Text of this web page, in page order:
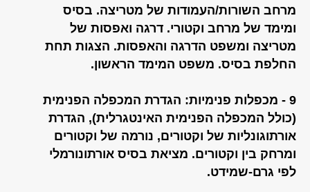
מרחב השורות/העמודות של מטריצה. בסיס
ומימד של מרחב וקטורי. דרגה ואפסות של
מטריצה ומשפט הדרגה והאפסות. הצגות תחת
החלפת בסיס. משפט המימד הראשון.
9 - מכפלות פנימיות: הגדרת המכפלה הפנימית
(כולל המכפלה הפנימית האינטגרלית), הגדרת
אורתוגונליות של וקטורים, נורמה של וקטורים
ומרחק בין וקטורים. מציאת בסיס אורתונורמלי
לפי גרם-שמידט.